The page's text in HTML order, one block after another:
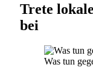
Trete
bei
Was tun